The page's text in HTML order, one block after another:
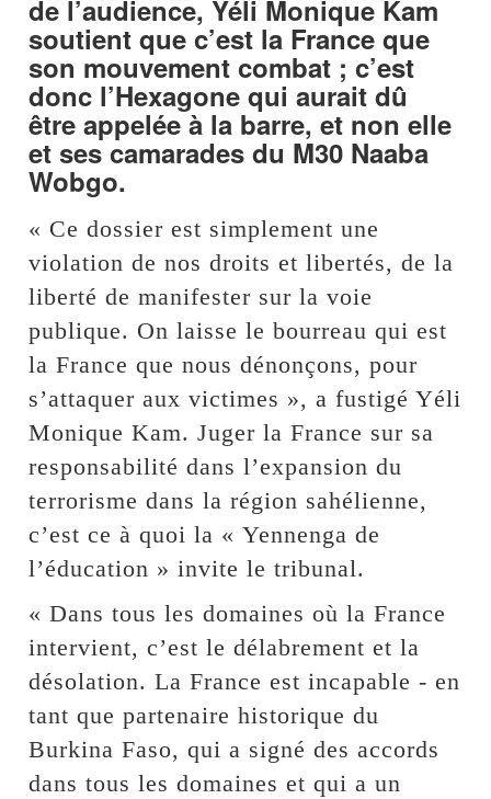
de l’audience, Yéli Monique Kam
soutient que c’est la France que
son mouvement combat ; c’est
donc l’Hexagone qui aurait dû
être appelée à la barre, et non elle
et ses camarades du M30 Naaba
Wobgo.
« Ce dossier est simplement une
violation de nos droits et libertés, de la
liberté de manifester sur la voie
publique. On laisse le bourreau qui est
la France que nous dénonçons, pour
s’attaquer aux victimes », a fustigé Yéli
Monique Kam. Juger la France sur sa
responsabilité dans l’expansion du
terrorisme dans la région sahélienne,
c’est ce à quoi la « Yennenga de
l’éducation » invite le tribunal.
« Dans tous les domaines où la France
intervient, c’est le délabrement et la
désolation. La France est incapable - en
tant que partenaire historique du
Burkina Faso, qui a signé des accords
dans tous les domaines et qui a un